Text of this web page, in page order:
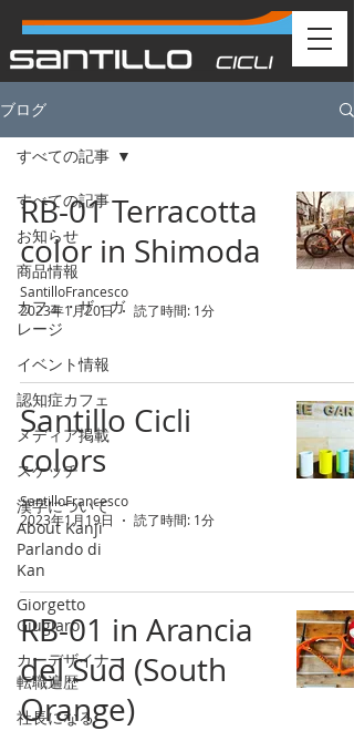
ブログ
すべての記事
お知らせ
商品情報
カフェ・ザ・ガ
レージ
イベント情報
認知症カフェ
メディア掲載
スケッチ
漢字について
About Kanji
Parlando di
Kan
Giorgetto
Giugiaro
カーデザイナー
転職遍歴
社長になる
すべての記事
RB-01 Terracotta
color in Shimoda
SantilloFrancesco
2023年1月20日
読了時間: 1分
Santillo Cicli
colors
SantilloFrancesco
2023年1月19日
読了時間: 1分
RB-01 in Arancia
del Sud (South
Orange)